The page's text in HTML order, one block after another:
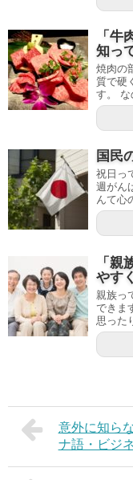
「
知っ
焼肉の
質で硬
す。 な
国民
祝日っ
週がん
んて心
「
やす
親族っ
できま
思った
意外に知ら
ナ語・ビジ